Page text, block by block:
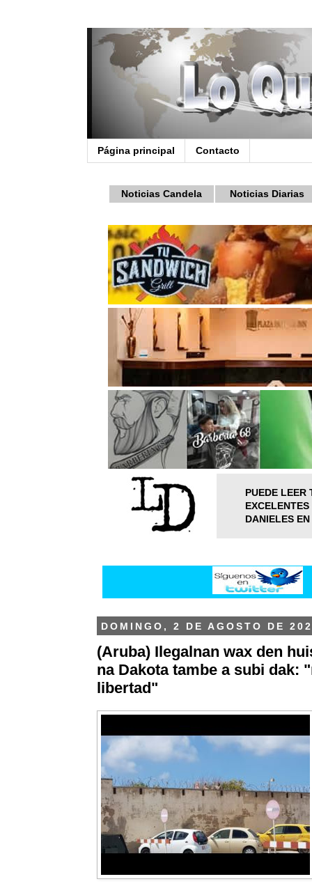
Página principal Contacto
Noticias Candela Noticias Diarias
PUEDE LEER
DANIELES
DOMINGO, 2 DE AGOSTO DE
(Aruba) Ilegalnan wax den
na Dakota tambe a subi dak:
libertad"